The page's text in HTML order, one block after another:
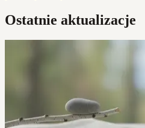
Ostatnie aktualizacje